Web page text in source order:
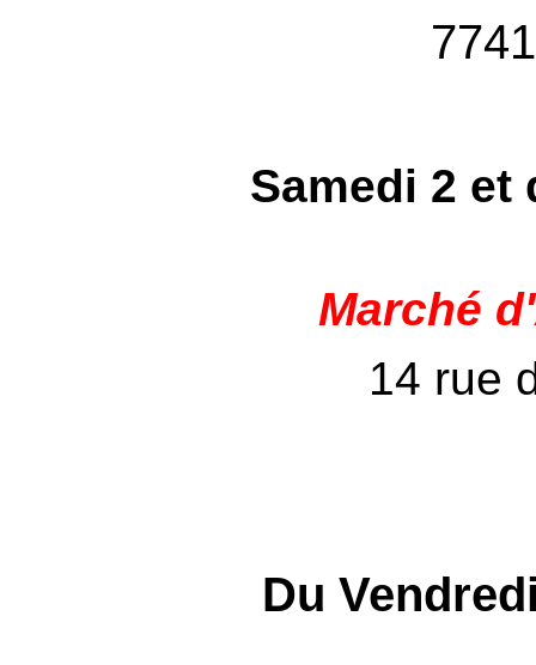
Samedi 2 et
Marché
14 rue
Du